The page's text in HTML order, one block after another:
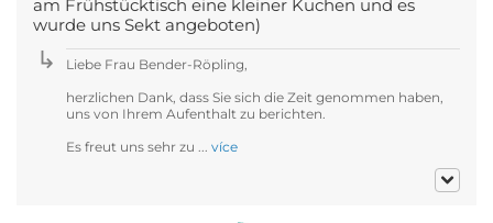
am Frühstücktisch eine kleiner Kuchen und es
wurde uns Sekt angeboten)
Liebe Frau Bender-Röpling,
herzlichen Dank, dass Sie sich die Zeit genommen haben,
uns von Ihrem Aufenthalt zu berichten.
Es freut uns sehr zu ... více